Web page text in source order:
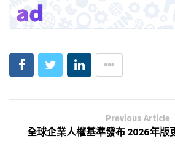
Previous Article
全球企業人權基準發布 2026年版